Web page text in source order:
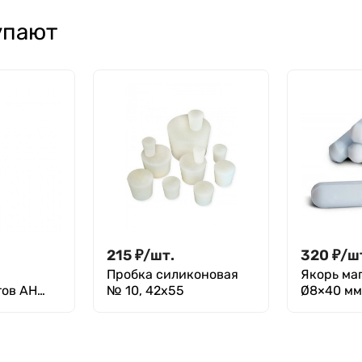
5,4 мл,13х100 мм,
АН
215 ₽/шт.
Пробка силиконовая
№ 10, 42х55
320 ₽/
Якорь
Ø8×40 мм